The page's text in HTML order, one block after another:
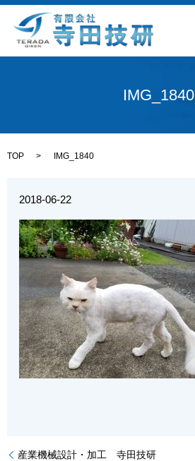
IMG_1840
TOP IMG_1840
2018-06-22
産業機械設計・加工 寺田技研